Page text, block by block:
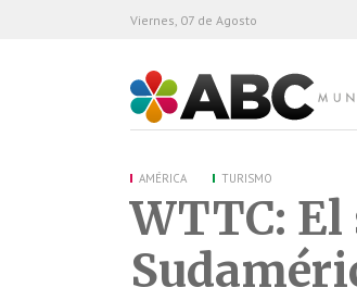
ABC Mundial
Viernes, 07 de Agosto
AMÉRICA TURISMO
WTTC: